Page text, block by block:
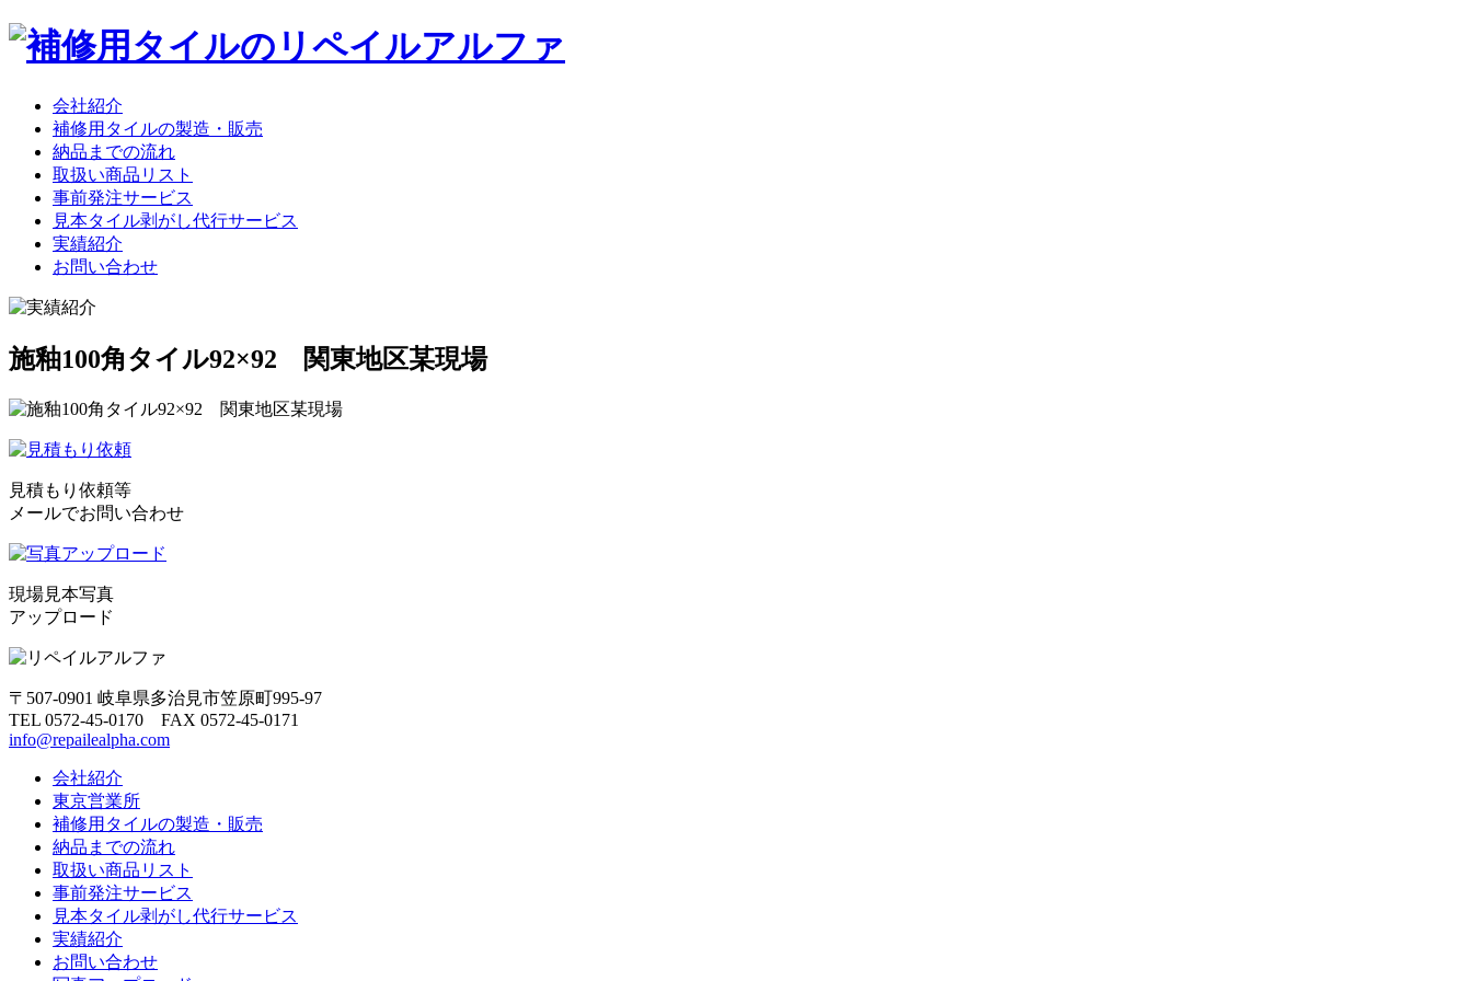
会社紹介
補修用タイルの製造・販売
納品までの流れ
取扱い商品リスト
事前発注サービス
見本タイル剥がし代行サービス
実績紹介
お問い合わせ
施釉100角タイル92×92 関東地区某現場
見積もり依頼等
メールでお問い合わせ
現場見本写真
アップロード
〒507-0901 岐阜県多治見市笠原町995-97
TEL 0572-45-0170 FAX 0572-45-0171
info@repailealpha.com
会社紹介
東京営業所
補修用タイルの製造・販売
納品までの流れ
取扱い商品リスト
事前発注サービス
見本タイル剥がし代行サービス
実績紹介
お問い合わせ